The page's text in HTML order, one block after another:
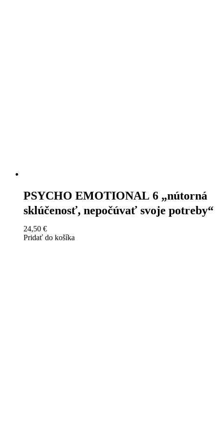
PSYCHO EMOTIONAL 6 „nútorná
sklúčenosť, nepočúvať svoje potreby“
24,50 €
Pridať do košíka